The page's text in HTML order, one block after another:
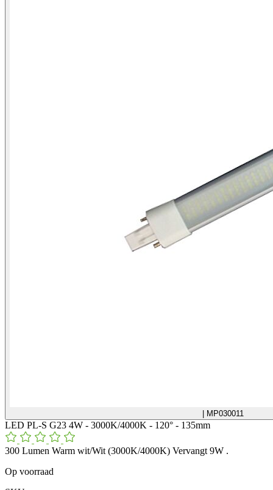
| MP030011
LED PL-S G23 4W - 3000K/4000K - 120° - 135mm
300 Lumen Warm wit/Wit (3000K/4000K) Vervangt 9W .
Op voorraad